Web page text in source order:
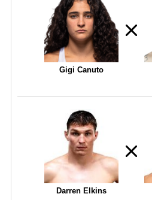
Gigi Canuto
Darren Elkins